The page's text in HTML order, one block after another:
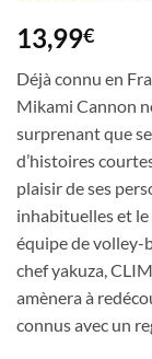
sur 5
basé sur
notation
client
13,99€
Déjà connu en
Mikami Cannon
surprenant que
d’histoires
plaisir de ses
inhabituelles et le
équipe de volley-
chef yakuza,
amènera à
connus avec un